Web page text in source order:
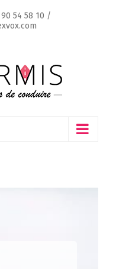
54 58 10 /